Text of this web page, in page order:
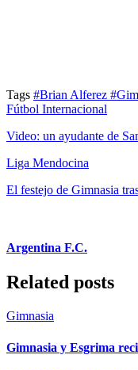
Tags #Brian Alferez
Fútbol Internacional
Video: un ayudante de
Liga Mendocina
El festejo de Gimnasia
Argentina F.C.
Related posts
Gimnasia
Gimnasia y Esgrima